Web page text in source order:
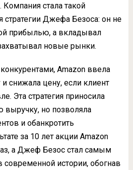
стала такой
стратегии Джефа Безоса: он не
прибылью, а вкладывал
новые рынки.
Amazon ввела
снижала цену, если клиент
Эта стратегия приносила
но позволяла
и обанкротить
за 10 лет акции Amazon
а Джеф Безос стал самым
истории, обогнав